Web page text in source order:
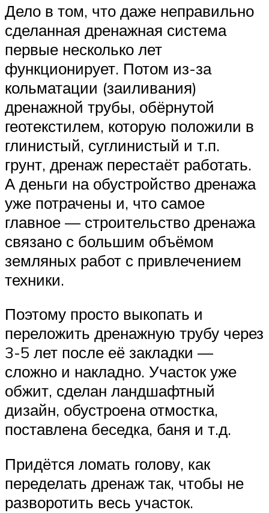
Дело в том, что даже неправильно
сделанная дренажная система
первые несколько лет
функционирует. Потом из-за
кольматации (заиливания)
дренажной трубы, обёрнутой
геотекстилем, которую положили в
глинистый, суглинистый и т.п.
грунт, дренаж перестаёт работать.
А деньги на обустройство дренажа
уже потрачены и, что самое
главное — строительство дренажа
связано с большим объёмом
земляных работ с привлечением
техники.
Поэтому просто выкопать и
переложить дренажную трубу через
3-5 лет после её закладки —
сложно и накладно. Участок уже
обжит, сделан ландшафтный
дизайн, обустроена отмостка,
поставлена беседка, баня и т.д.
Придётся ломать голову, как
переделать дренаж так, чтобы не
разворотить весь участок.